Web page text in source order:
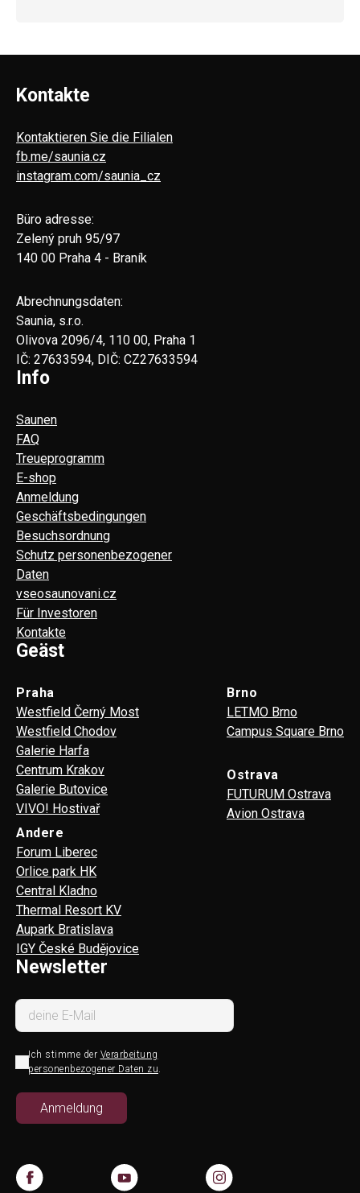
Kontakte
Kontaktieren Sie die Filialen
fb.me/saunia.cz
instagram.com/saunia_cz
Büro adresse:
Zelený pruh 95/97
140 00 Praha 4 - Braník
Abrechnungsdaten:
Saunia, s.r.o.
Olivova 2096/4, 110 00, Praha 1
IČ: 27633594, DIČ: CZ27633594
Info
Saunen
FAQ
Treueprogramm
E-shop
Anmeldung
Geschäftsbedingungen
Besuchsordnung
Schutz personenbezogener
Daten
vseosaunovani.cz
Für Investoren
Kontakte
Geäst
Praha
Westfield Černý Most
Westfield Chodov
Galerie Harfa
Centrum Krakov
Galerie Butovice
VIVO! Hostivař
Brno
LETMO Brno
Campus Square Brno
Ostrava
FUTURUM Ostrava
Avion Ostrava
Andere
Forum Liberec
Orlice park HK
Central Kladno
Thermal Resort KV
Aupark Bratislava
IGY České Budějovice
Newsletter
Ich stimme der Verarbeitung
personenbezogener Daten zu.